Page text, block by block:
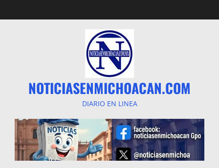
al
NOTICIASENMICHOACAN.COM
DIARIO EN LINEA